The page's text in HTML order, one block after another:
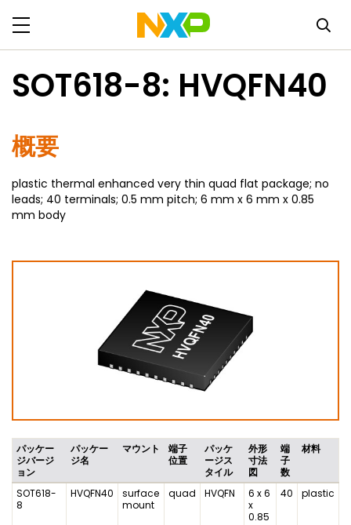
SOT618-8: HVQFN40
概要
plastic thermal enhanced very thin quad flat package; no
leads; 40 terminals; 0.5 mm pitch; 6 mm x 6 mm x 0.85
mm body
パッケー
ジバージ
ョン
パッケー
ジ名
マウント
端子
位置
パッケ
ージス
タイル
外形
寸法
図
端
子
数
材料
SOT618-
8
HVQFN40
surface
mount
quad HVQFN
6 x 6
x
0.85
40 plastic